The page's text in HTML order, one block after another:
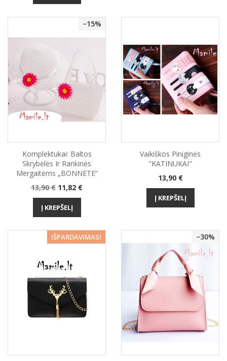
−15%
Komplektukai: Baltos
Skrybėlės Ir Rankinės
Mergaitėms „BONNETE“
Bazinė
kaina
13,90 € Kaina
11,82 €
Į KREPŠELĮ
Vaikiškos Piniginės
"KATINUKAI"
Kaina
13,90 €
Į KREPŠELĮ
−30%
IŠPARDAVIMAS! −30%